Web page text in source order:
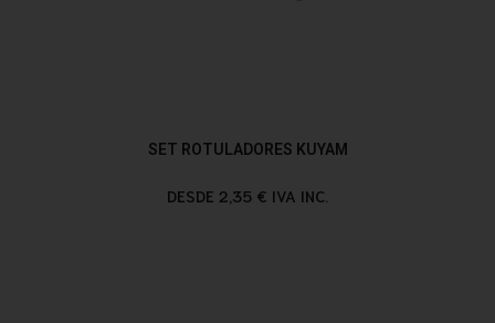
SET ROTULADORES KUYAM
DESDE 2,35 € IVA INC.